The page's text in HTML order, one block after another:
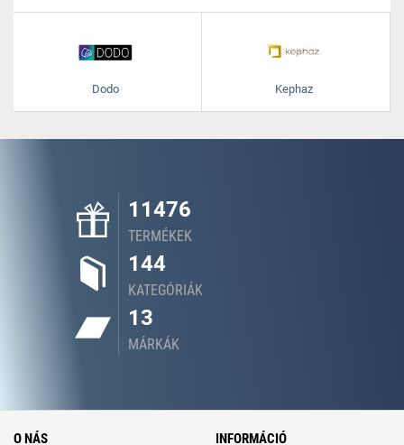
Dodo Kephaz
11476
TERMÉKEK
144
KATEGÓRIÁK
13
MÁRKÁK
O NÁS INFORMÁCIÓ